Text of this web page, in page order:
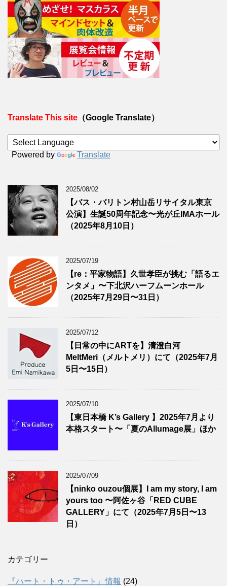
Translate This site （Google Translate）
Powered by Translate
2025/08/02
【バス・バリトン村山岳リサイタル東京
公演】生誕50周年記念〜光が丘IMAホール
（2025年8月10日）
2025/07/19
【re：平家物語】久世孝臣が挑む「語るエ
ンタメ」〜下北沢ハーフムーンホール
（2025年7月29日〜31日）
2025/07/12
【日常の中にARTを】清澄白河
MeltMeri（メルトメリ）にて（2025年7月
5日〜15日）
2025/07/10
【東日本橋 K’s Gallery 】2025年7月より
本格スタート〜「夏のAllumage展」ほか
2025/07/09
【ninko ouzou個展】I am my story, I am
yours too 〜阿佐ヶ谷「RED CUBE
GALLERY」にて（2025年7月5日〜13
日）
カテゴリー
『ハート・トゥ・アート』情報 (24)